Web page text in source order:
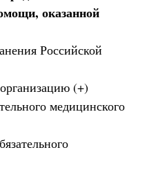
оказанной
Российской
(+)
медицинского